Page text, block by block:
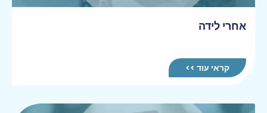
אחרי לידה
קראי עוד >>